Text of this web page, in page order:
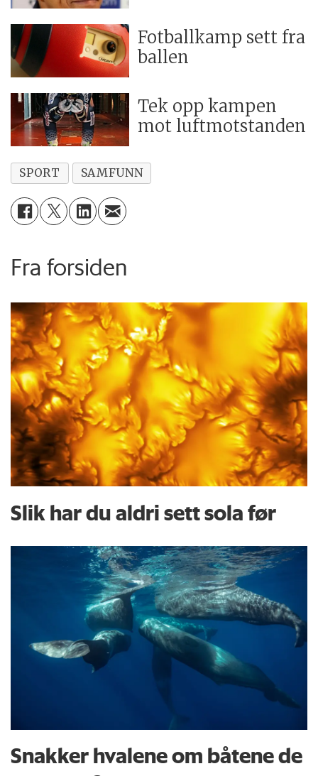
Fotballkamp sett fra
ballen
Tek opp kampen
mot luftmotstanden
SPORT SAMFUNN
Fra forsiden
Slik har du aldri sett sola før
Snakker hvalene om båtene de